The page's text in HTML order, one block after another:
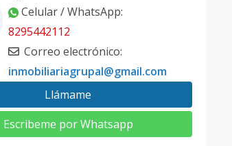
Celular / WhatsApp:
8295442112
Correo electrónico:
inmobiliariagrupal@gmail.com
Llámame
Escribeme por Whatsapp